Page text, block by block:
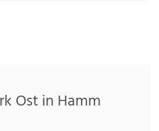
Ost in Hamm